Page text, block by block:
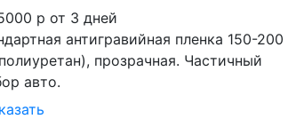
р от 3 дней
антигравийная пленка 150-200
прозрачная. Частичный
авто.